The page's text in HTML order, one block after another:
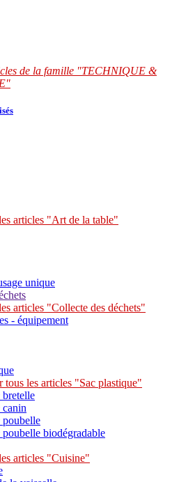
de la famille "TECHNIQUE &
articles "Art de la table"
unique
articles "Collecte des déchets"
- équipement
tous les articles "Sac plastique"
bretelle
canin
poubelle
poubelle biodégradable
articles "Cuisine"